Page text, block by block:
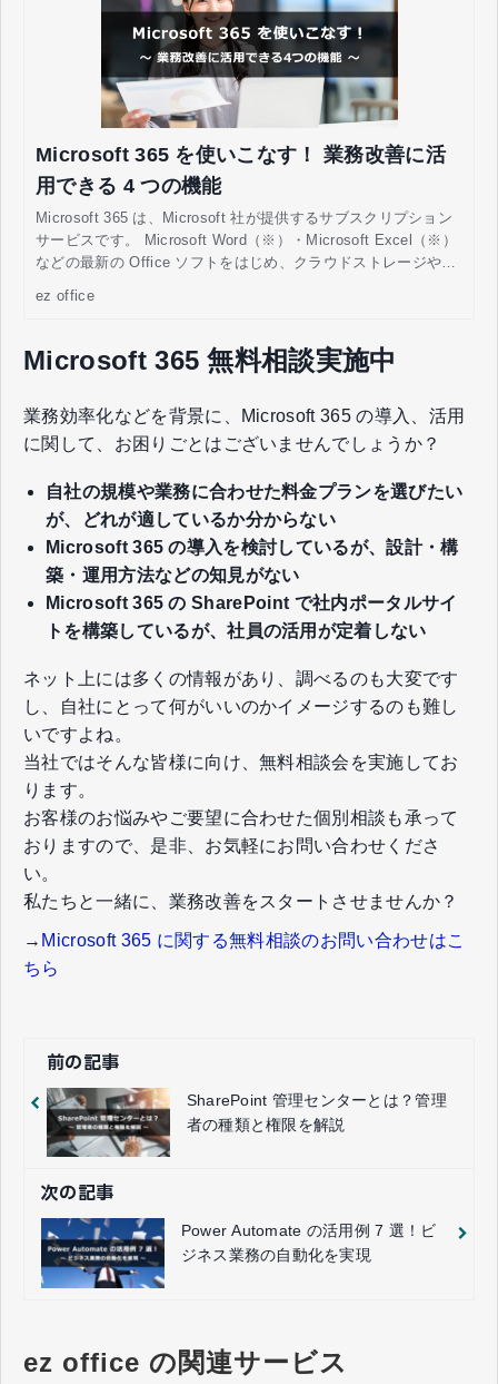
Microsoft 365 を使いこなす！ 業務改善に活
用できる 4 つの機能
Microsoft 365 は、Microsoft 社が提供するサブスクリプション
サービスです。 Microsoft Word（※）・Microsoft Excel（※）
などの最新の Office ソフトをはじめ、クラウドストレージやグ
ている方には、「基本的な Office ソフトの使用にとどまってお
り、機能をうまく使いこなせていない」「業務の効率化や働き
ょうか。
ez office
Microsoft 365 無料相談実施中
業務効率化などを背景に、Microsoft 365 の導入、活用
に関して、​お困りごとはございませんでしょうか？​
自社の規模や業務に合わせた料金プランを選びたい
が、どれが適しているか分からない
​​​​​​​Microsoft 365 の導入を検討しているが、設計・構
築・運用方法などの知見がない
Microsoft 365 の ​​​​​​​SharePoint で社内ポータルサイ
トを構築しているが、社員の活用が定着しない
ネット上には多くの情報があり、調べるのも大変です
し、自社にとって何がいいのかイメージするのも難し
いですよね。​
当社ではそんな皆様に向け、無料相談会を実施してお
ります。​
お客様のお悩みやご要望に合わせた個別相談も承って
おりますので、​是非、お気軽にお問い合わせくださ
い。​
私たちと一緒に、業務改善をスタートさせませんか？
→ Microsoft 365 に関する無料相談のお問い合わせはこ
ちら
前の記事
SharePoint 管理センターとは？管理
者の種類と権限を解説
次の記事
Power Automate の活用例 7 選！ビ
ジネス業務の自動化を実現
ez office の関連サービス